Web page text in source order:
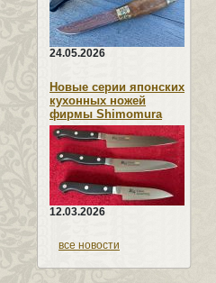
24.05.2026
Новые серии японских
кухонных ножей
фирмы Shimomura
12.03.2026
все новости